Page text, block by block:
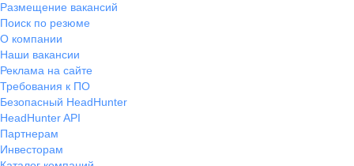
Размещение вакансий
Поиск по резюме
О компании
Наши вакансии
Реклама на сайте
Требования к ПО
Безопасный HeadHunter
HeadHunter API
Партнерам
Инвесторам